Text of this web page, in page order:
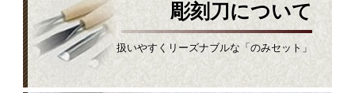
彫刻刀について
扱いやすくリーズナブルな「のみセット」